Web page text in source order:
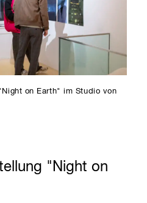
on Earth" im Studio von
"Night on